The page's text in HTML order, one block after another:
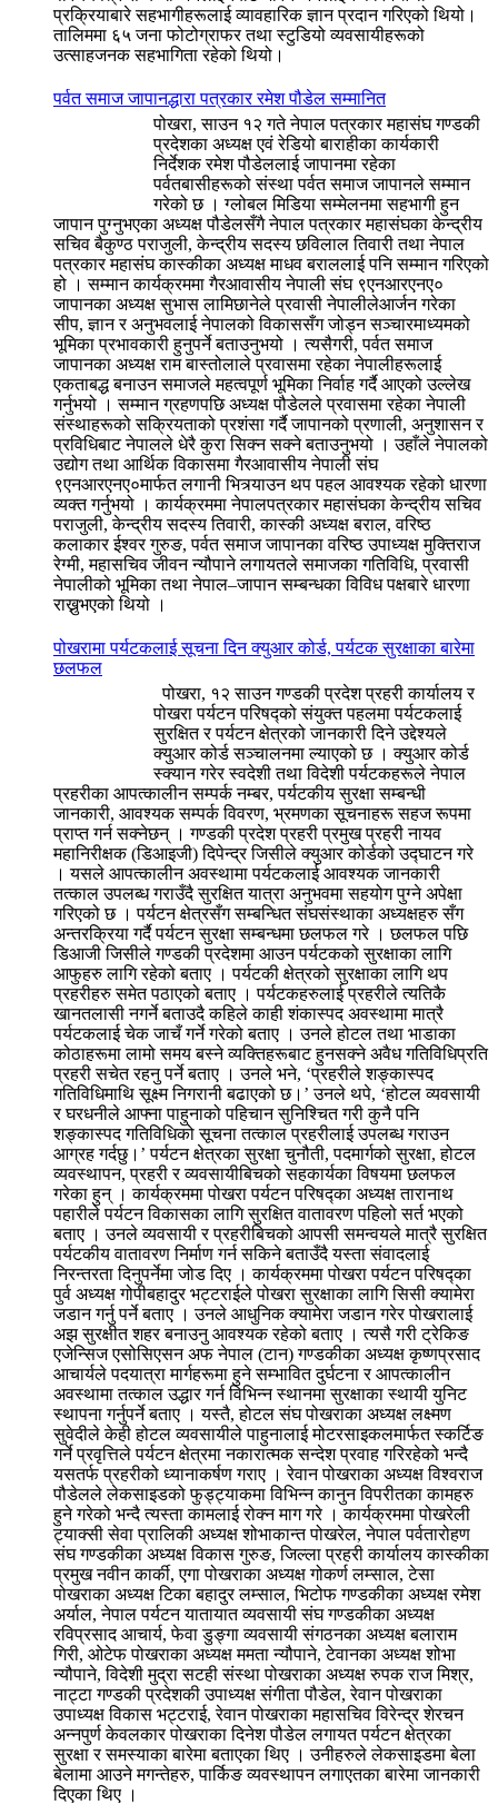
प्रक्रियाबारे सहभागीहरूलाई व्यावहारिक ज्ञान प्रदान गरिएको थियो।
तालिममा ६५ जना फोटोग्राफर तथा स्टुडियो व्यवसायीहरूको
उत्साहजनक सहभागिता रहेको थियो।
पर्वत समाज जापानद्धारा पत्रकार रमेश पौडेल सम्मानित
पोखरा, साउन १२ गते नेपाल पत्रकार महासंघ गण्डकी
प्रदेशका अध्यक्ष एवं रेडियो बाराहीका कार्यकारी
निर्देशक रमेश पौडेललाई जापानमा रहेका
पर्वतबासीहरूको संस्था पर्वत समाज जापानले सम्मान
गरेको छ । ग्लोबल मिडिया सम्मेलनमा सहभागी हुन
जापान पुग्नुभएका अध्यक्ष पौडेलसँगै नेपाल पत्रकार महासंघका केन्द्रीय
सचिव बैकुण्ठ पराजुली, केन्द्रीय सदस्य छविलाल तिवारी तथा नेपाल
पत्रकार महासंघ कास्कीका अध्यक्ष माधव बराललाई पनि सम्मान गरिएको
हो । सम्मान कार्यक्रममा गैरआवासीय नेपाली संघ ९एनआरएनए०
जापानका अध्यक्ष सुभास लामिछानेले प्रवासी नेपालीलेआर्जन गरेका
सीप, ज्ञान र अनुभवलाई नेपालको विकाससँग जोड्न सञ्चारमाध्यमको
भूमिका प्रभावकारी हुनुपर्ने बताउनुभयो । त्यसैगरी, पर्वत समाज
जापानका अध्यक्ष राम बास्तोलाले प्रवासमा रहेका नेपालीहरूलाई
एकताबद्ध बनाउन समाजले महत्वपूर्ण भूमिका निर्वाह गर्दै आएको उल्लेख
गर्नुभयो । सम्मान ग्रहणपछि अध्यक्ष पौडेलले प्रवासमा रहेका नेपाली
संस्थाहरूको सक्रियताको प्रशंसा गर्दै जापानको प्रणाली, अनुशासन र
प्रविधिबाट नेपालले धेरै कुरा सिक्न सक्ने बताउनुभयो । उहाँले नेपालको
उद्योग तथा आर्थिक विकासमा गैरआवासीय नेपाली संघ
९एनआरएनए०मार्फत लगानी भित्र्याउन थप पहल आवश्यक रहेको धारणा
व्यक्त गर्नुभयो । कार्यक्रममा नेपालपत्रकार महासंघका केन्द्रीय सचिव
पराजुली, केन्द्रीय सदस्य तिवारी, कास्की अध्यक्ष बराल, वरिष्ठ
कलाकार ईश्वर गुरुङ, पर्वत समाज जापानका वरिष्ठ उपाध्यक्ष मुक्तिराज
रेग्मी, महासचिव जीवन न्यौपाने लगायतले समाजका गतिविधि, प्रवासी
नेपालीको भूमिका तथा नेपाल–जापान सम्बन्धका विविध पक्षबारे धारणा
राख्नुभएको थियो ।
पोखरामा पर्यटकलाई सूचना दिन क्युआर कोर्ड, पर्यटक सुरक्षाका बारेमा
छलफल
पोखरा, १२ साउन गण्डकी प्रदेश प्रहरी कार्यालय र
पोखरा पर्यटन परिषद्को संयुक्त पहलमा पर्यटकलाई
सुरक्षित र पर्यटन क्षेत्रको जानकारी दिने उद्देश्यले
क्युआर कोर्ड सञ्चालनमा ल्याएको छ । क्युआर कोर्ड
स्क्यान गरेर स्वदेशी तथा विदेशी पर्यटकहरूले नेपाल
प्रहरीका आपत्कालीन सम्पर्क नम्बर, पर्यटकीय सुरक्षा सम्बन्धी
जानकारी, आवश्यक सम्पर्क विवरण, भ्रमणका सूचनाहरू सहज रूपमा
प्राप्त गर्न सक्नेछन् । गण्डकी प्रदेश प्रहरी प्रमुख प्रहरी नायव
महानिरीक्षक (डिआइजी) दिपेन्द्र जिसीले क्युआर कोर्डको उद्घाटन गरे
। यसले आपत्कालीन अवस्थामा पर्यटकलाई आवश्यक जानकारी
तत्काल उपलब्ध गराउँदै सुरक्षित यात्रा अनुभवमा सहयोग पुग्ने अपेक्षा
गरिएको छ । पर्यटन क्षेत्रसँग सम्बन्धित संघसंस्थाका अध्यक्षहरु सँग
अन्तरक्रिया गर्दै पर्यटन सुरक्षा सम्बन्धमा छलफल गरे । छलफल पछि
डिआजी जिसीले गण्डकी प्रदेशमा आउन पर्यटकको सुरक्षाका लागि
आफुहरु लागि रहेको बताए । पर्यटकी क्षेत्रको सुरक्षाका लागि थप
प्रहरीहरु समेत पठाएको बताए । पर्यटकहरुलाई प्रहरीले त्यतिकै
खानतलासी नगर्ने बताउदै कहिले काही शंकास्पद अवस्थामा मात्रै
पर्यटकलाई चेक जाचँ गर्ने गरेको बताए । उनले होटल तथा भाडाका
कोठाहरूमा लामो समय बस्ने व्यक्तिहरूबाट हुनसक्ने अवैध गतिविधिप्रति
प्रहरी सचेत रहनु पर्ने बताए । उनले भने, ‘प्रहरीले शङ्कास्पद
गतिविधिमाथि सूक्ष्म निगरानी बढाएको छ।’ उनले थपे, ‘होटल व्यवसायी
र घरधनीले आफ्ना पाहुनाको पहिचान सुनिश्चित गरी कुनै पनि
शङ्कास्पद गतिविधिको सूचना तत्काल प्रहरीलाई उपलब्ध गराउन
आग्रह गर्दछु।’ पर्यटन क्षेत्रका सुरक्षा चुनौती, पदमार्गको सुरक्षा, होटल
व्यवस्थापन, प्रहरी र व्यवसायीबिचको सहकार्यका विषयमा छलफल
गरेका हुन् । कार्यक्रममा पोखरा पर्यटन परिषद्का अध्यक्ष तारानाथ
पहारीले पर्यटन विकासका लागि सुरक्षित वातावरण पहिलो सर्त भएको
बताए । उनले व्यवसायी र प्रहरीबिचको आपसी समन्वयले मात्रै सुरक्षित
पर्यटकीय वातावरण निर्माण गर्न सकिने बताउँदै यस्ता संवादलाई
निरन्तरता दिनुपर्नेमा जोड दिए । कार्यक्रममा पोखरा पर्यटन परिषद्का
पुर्व अध्यक्ष गोपीबहादुर भट्टराईले पोखरा सुरक्षाका लागि सिसी क्यामेरा
जडान गर्नु पर्ने बताए । उनले आधुनिक क्यामेरा जडान गरेर पोखरालाई
अझ सुरक्षीत शहर बनाउनु आवश्यक रहेको बताए । त्यसै गरी ट्रेकिङ
एजेन्सिज एसोसिएसन अफ नेपाल (टान) गण्डकीका अध्यक्ष कृष्णप्रसाद
आचार्यले पदयात्रा मार्गहरूमा हुने सम्भावित दुर्घटना र आपत्कालीन
अवस्थामा तत्काल उद्धार गर्न विभिन्न स्थानमा सुरक्षाका स्थायी युनिट
स्थापना गर्नुपर्ने बताए । यस्तै, होटल संघ पोखराका अध्यक्ष लक्ष्मण
सुवेदीले केही होटल व्यवसायीले पाहुनालाई मोटरसाइकलमार्फत स्कर्टिङ
गर्ने प्रवृत्तिले पर्यटन क्षेत्रमा नकारात्मक सन्देश प्रवाह गरिरहेको भन्दै
यसतर्फ प्रहरीको ध्यानाकर्षण गराए । रेवान पोखराका अध्यक्ष विश्वराज
पौडेलले लेकसाइडको फुड्ट्याकमा विभिन्न कानुन विपरीतका कामहरु
हुने गरेको भन्दै त्यस्ता कामलाई रोक्न माग गरे । कार्यक्रममा पोखरेली
ट्याक्सी सेवा प्रालिकी अध्यक्ष शोभाकान्त पोखरेल, नेपाल पर्वतारोहण
संघ गण्डकीका अध्यक्ष विकास गुरुङ, जिल्ला प्रहरी कार्यालय कास्कीका
प्रमुख नवीन कार्की, एगा पोखराका अध्यक्ष गोकर्ण लम्साल, टेसा
पोखराका अध्यक्ष टिका बहादुर लम्साल, भिटोफ गण्डकीका अध्यक्ष रमेश
अर्याल, नेपाल पर्यटन यातायात व्यवसायी संघ गण्डकीका अध्यक्ष
रविप्रसाद आचार्य, फेवा डुङ्गा व्यवसायी संगठनका अध्यक्ष बलाराम
गिरी, ओटेफ पोखराका अध्यक्ष ममता न्यौपाने, टेवानका अध्यक्ष शोभा
न्यौपाने, विदेशी मुद्रा सटही संस्था पोखराका अध्यक्ष रुपक राज मिश्र,
नाट्टा गण्डकी प्रदेशकी उपाध्यक्ष संगीता पौडेल, रेवान पोखराका
उपाध्यक्ष विकास भट्टराई, रेवान पोखराका महासचिव विरेन्द्र शेरचन
अन्नपुर्ण केवलकार पोखराका दिनेश पौडेल लगायत पर्यटन क्षेत्रका
सुरक्षा र समस्याका बारेमा बताएका थिए । उनीहरुले लेकसाइडमा बेला
बेलामा आउने मगन्तेहरु, पार्किङ व्यवस्थापन लगाएतका बारेमा जानकारी
दिएका थिए ।